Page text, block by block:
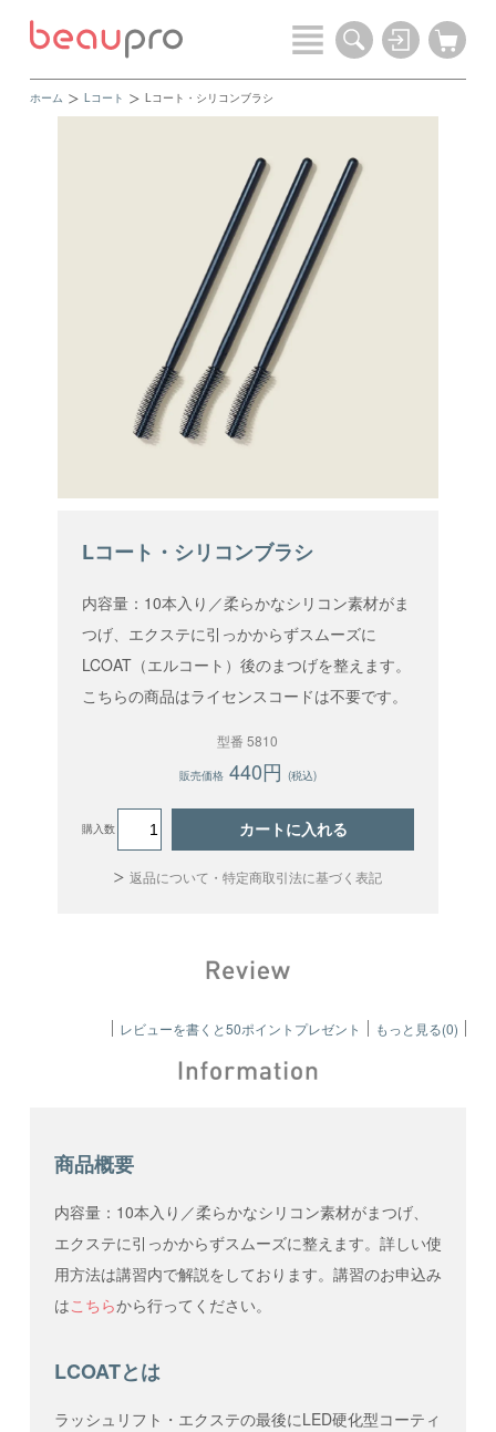
ホーム Lコート Lコート・シリコンブラシ
Lコート・シリコンブラシ
内容量：10本入り／柔らかなシリコン素材がま
つげ、エクステに引っかからずスムーズに
LCOAT（エルコート）後のまつげを整えます。
こちらの商品はライセンスコードは不要です。
型番 5810
販売価格 440円 (税込)
購入数 カートに入れる
返品について・特定商取引法に基づく表記
レビューを書くと50ポイントプレゼント もっと見る(0)
商品概要
内容量：10本入り／柔らかなシリコン素材がまつげ、
エクステに引っかからずスムーズに整えます。詳しい使
用方法は講習内で解説をしております。講習のお申込み
はこちらから行ってください。
LCOATとは
ラッシュリフト・エクステの最後にLED硬化型コーティ